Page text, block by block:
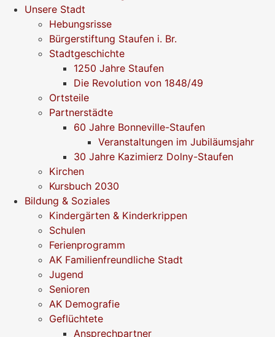
Unsere Stadt
Hebungsrisse
Bürgerstiftung Staufen i. Br.
Stadtgeschichte
1250 Jahre Staufen
Die Revolution von 1848/49
Ortsteile
Partnerstädte
60 Jahre Bonneville-Staufen
Veranstaltungen im Jubiläumsjahr
30 Jahre Kazimierz Dolny-Staufen
Kirchen
Kursbuch 2030
Bildung & Soziales
Kindergärten & Kinderkrippen
Schulen
Ferienprogramm
AK Familienfreundliche Stadt
Jugend
Senioren
AK Demografie
Geflüchtete
Ansprechpartner